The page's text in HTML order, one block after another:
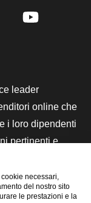
leader
online che
i loro dipendenti
pertinenti e
Thuiswinkel,
ricerche di
formativa,
necessari,
del nostro sito
le prestazioni e la